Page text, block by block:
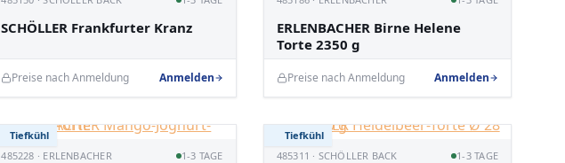
SCHÖLLER Frankfurter Kranz
Preise nach Anmeldung Anmelden
ERLENBACHER Birne Helene
Torte 2350 g
Preise nach Anmeldung Anmelden
Tiefkühl
485228 · ERLENBACHER
1-3 TAGE
Tiefkühl
485311 · SCHÖLLER BACK
1-3 TAGE